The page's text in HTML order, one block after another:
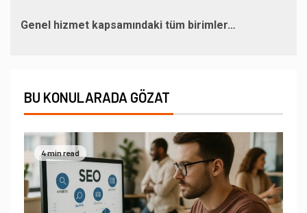
Genel hizmet kapsamındaki tüm birimler…
BU KONULARADA GÖZAT
4 min read